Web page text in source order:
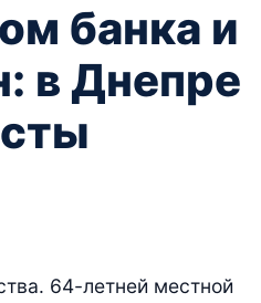
банка и
в Днепре
64-летней местной